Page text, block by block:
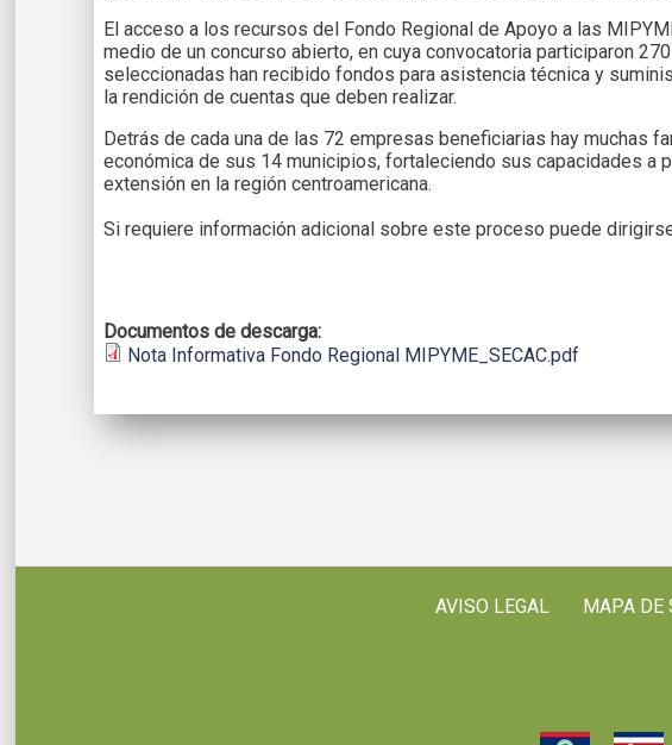
El acceso a los recursos del Fondo Regional de Apoyo a las
medio de un concurso abierto, en cuya convocatoria participaron
seleccionadas han recibido fondos para asistencia técnica y
la rendición de cuentas que deben realizar.
Detrás de cada una de las 72 empresas beneficiarias hay muchas
económica de sus 14 municipios, fortaleciendo sus capacidades
extensión en la región centroamericana.
Si requiere información adicional sobre este proceso puede
Documentos de descarga:
Nota Informativa Fondo Regional MIPYME_SECAC.pdf
AVISO LEGAL MAPA DE